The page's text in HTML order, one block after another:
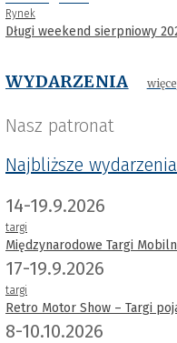
Rynek
Długi weekend sierpniowy
WYDARZENIA
Nasz patronat
Najbliższe wydarzenia
14-19.9.2026
targi
Międzynarodowe Targi
17-19.9.2026
targi
Retro Motor Show – Targi
8-10.10.2026